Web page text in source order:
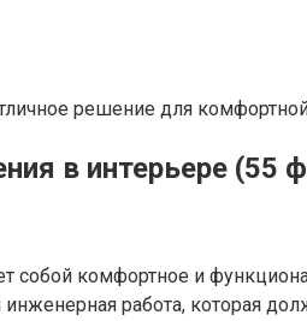
решение для
в интерьере (55
собой комфортное и
работа, которая